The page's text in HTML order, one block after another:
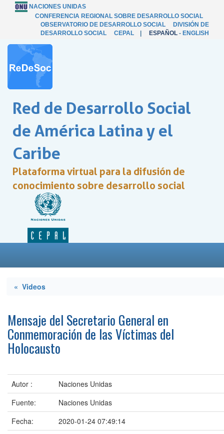
NACIONES UNIDAS
CONFERENCIA REGIONAL SOBRE DESARROLLO SOCIAL
OBSERVATORIO DE DESARROLLO SOCIAL
DIVISIÓN DE
DESARROLLO SOCIAL
CEPAL ESPAÑOL - ENGLISH
Red de Desarrollo Social
de América Latina y el
Caribe
Plataforma virtual para la difusión de
conocimiento sobre desarrollo social
« Videos
Mensaje del Secretario General en
Conmemoración de las Víctimas del
Holocausto
Autor :
Naciones Unidas
Fuente:
Naciones Unidas
Fecha:
2020-01-24 07:49:14